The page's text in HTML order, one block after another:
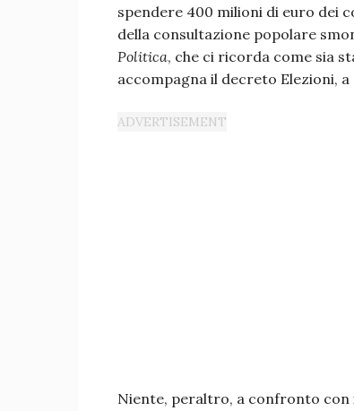
spendere 400 milioni di euro dei
della consultazione popolare
Politica, che ci ricorda come sia
accompagna il decreto Elezioni,
Niente, peraltro, a confronto con